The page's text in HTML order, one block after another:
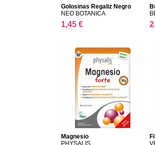
Golosinas Regaliz Negro
NEO BOTANICA
1,45 €
Magnesio
PHYSALIS